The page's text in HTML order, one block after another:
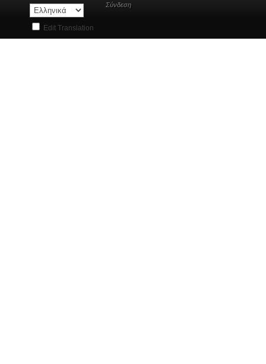
Edit Translation
Σύνδεση